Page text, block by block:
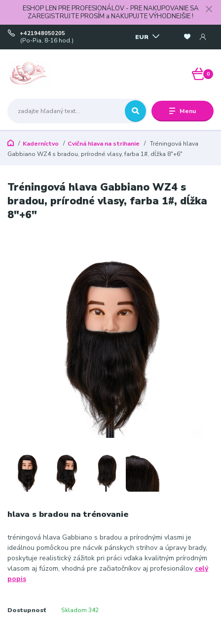
ESHOP LEN PRE PROFESIONÁLOV - PRE NAKUPOVANIE SA
ZAREGISTRUJTE PROSÍM a NAKUPUJTE VÝHODNEJŠIE !
Menu
EUR
+421948050205
(Po-Pia, 8-16 hod.)
0
Kaderníctvo Cvičná hlava na strihanie
Tréningová hlava
Gabbiano WZ4 s bradou, prírodné vlasy, farba 1#, dĺžka 8"+6"
Tréningová hlava Gabbiano WZ4 s
bradou, prírodné vlasy, farba 1#, dĺžka
8"+6"
hlava s bradou na trénovanie
tréningová hlava Gabbiano s bradou a prírodnými vlasmi je
ideálnou pomôckou pre nácvik pánskych strihov a úpravy brady,
poskytuje realistický zážitok pri práci vďaka kvalitným prírodným
vlasom aj fúzom, vhodná pre začiatočníkov aj profesionálov celý
popis
Dostupnosť Skladom 342